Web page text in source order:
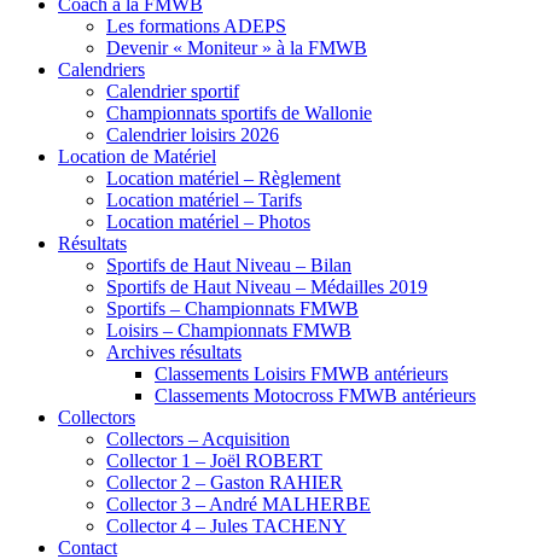
Coach à la FMWB
Les formations ADEPS
Devenir « Moniteur » à la FMWB
Calendriers
Calendrier sportif
Championnats sportifs de Wallonie
Calendrier loisirs 2026
Location de Matériel
Location matériel – Règlement
Location matériel – Tarifs
Location matériel – Photos
Résultats
Sportifs de Haut Niveau – Bilan
Sportifs de Haut Niveau – Médailles 2019
Sportifs – Championnats FMWB
Loisirs – Championnats FMWB
Archives résultats
Classements Loisirs FMWB antérieurs
Classements Motocross FMWB antérieurs
Collectors
Collectors – Acquisition
Collector 1 – Joël ROBERT
Collector 2 – Gaston RAHIER
Collector 3 – André MALHERBE
Collector 4 – Jules TACHENY
Contact